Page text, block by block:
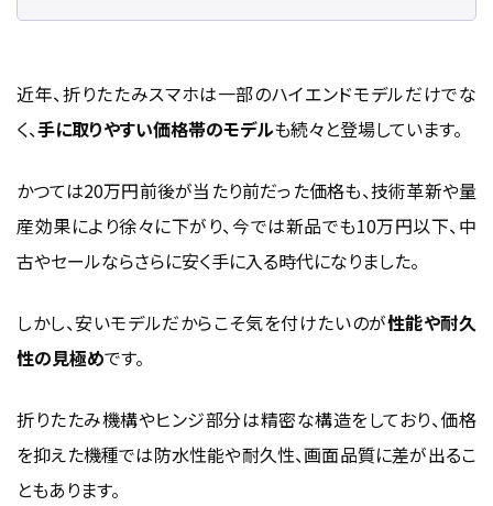
折りたたみスマホの価格が下がってきた理由
新モデル投入に伴う旧モデルの値下げ傾向
手に取りやすい価格帯の「FEモデル」の発売（例：Galaxy Z
安いモデルを選ぶ際の押さえるべきチェックポ
イント
への影響
重量や携帯性、画面サイズとのバランス
るポイントも）
安い折りたたみスマホを賢く購入する方法
近年、折りたたみスマホは一部のハイエンドモデルだけでな
く、手に取りやすい価格帯のモデルも続々と登場しています。
かつては20万円前後が当たり前だった価格も、技術革新や量
産効果により徐々に下がり、今では新品でも10万円以下、中
古やセールならさらに安く手に入る時代になりました。
しかし、安いモデルだからこそ気を付けたいのが性能や耐久
性の見極めです。
折りたたみ機構やヒンジ部分は精密な構造をしており、価格
を抑えた機種では防水性能や耐久性、画面品質に差が出るこ
ともあります。